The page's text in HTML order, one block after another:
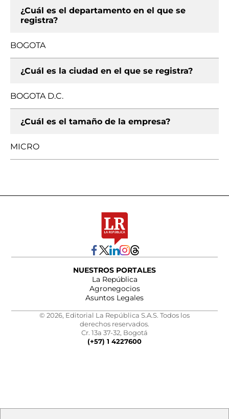
¿Cuál es el departamento en el que se
registra?
BOGOTA
¿Cuál es la ciudad en el que se registra?
BOGOTA D.C.
¿Cuál es el tamaño de la empresa?
MICRO
NUESTROS PORTALES
La República
Agronegocios
Asuntos Legales
© 2026, Editorial La República S.A.S. Todos los
derechos reservados.
Cr. 13a 37-32, Bogotá
(+57) 1 4227600